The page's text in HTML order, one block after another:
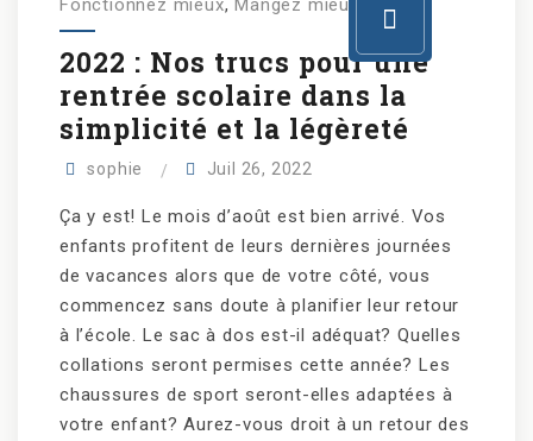
Fonctionnez mieux, Mangez mieux
2022 : Nos trucs pour une
rentrée scolaire dans la
simplicité et la légèreté
sophie Juil 26, 2022
Ça y est! Le mois d’août est bien arrivé. Vos
enfants profitent de leurs dernières journées
de vacances alors que de votre côté, vous
commencez sans doute à planifier leur retour
à l’école. Le sac à dos est-il adéquat? Quelles
collations seront permises cette année? Les
chaussures de sport seront-elles adaptées à
votre enfant? Aurez-vous droit à un retour des